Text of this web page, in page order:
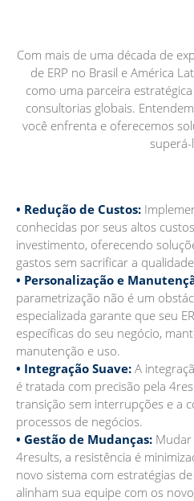
Com mais de uma década de
de ERP no Brasil e América
como uma parceira
consultorias globais.
você enfrenta e oferecemos
superá-
• Redução de Custos:
conhecidas por seus altos
investimento, oferecendo
gastos sem sacrificar a
• Personalização e
parametrização não é um
especializada garante que seu
específicas do seu negócio,
manutenção e uso.
• Integração Suave: A
é tratada com precisão pela
transição sem interrupções e a
processos de negócios.
• Gestão de Mudanças: Mudar
4results, a resistência é
novo sistema com estratégias
alinham sua equipe com os